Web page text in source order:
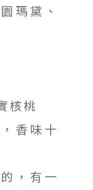
瑪黛、
核桃
香味十
，有一